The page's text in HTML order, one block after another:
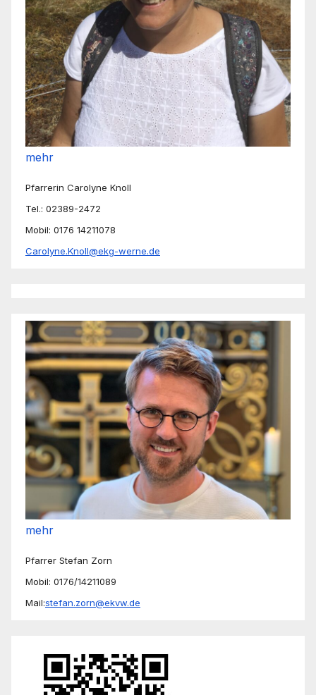
mehr
Pfarrerin Carolyne Knoll
Tel.: 02389-2472
Mobil: 0176 14211078
Carolyne.Knoll@ekg-werne.de
mehr
Pfarrer Stefan Zorn
Mobil: 0176/14211089
Mail:stefan.zorn@ekvw.de